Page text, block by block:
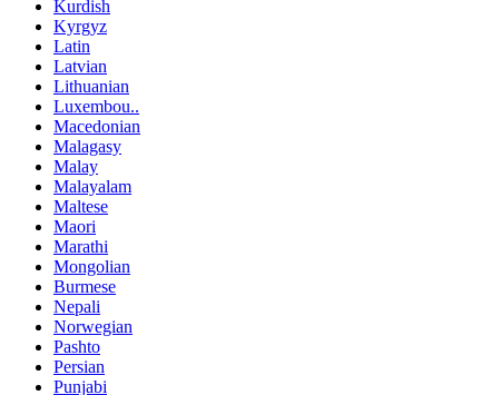
Kurdish
Kyrgyz
Latin
Latvian
Lithuanian
Luxembou..
Macedonian
Malagasy
Malay
Malayalam
Maltese
Maori
Marathi
Mongolian
Burmese
Nepali
Norwegian
Pashto
Persian
Punjabi